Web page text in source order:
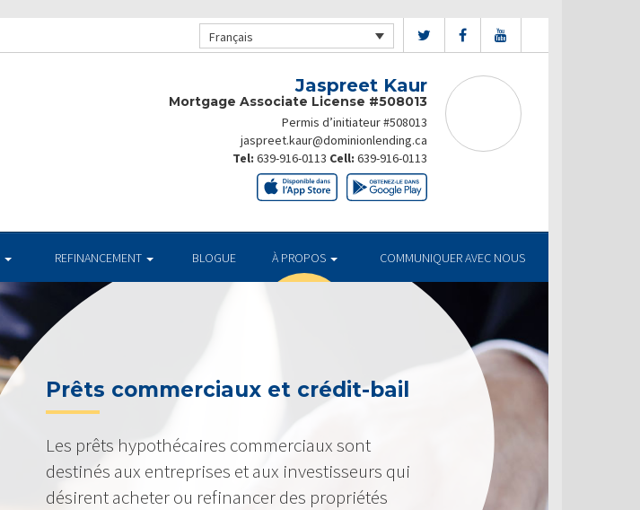
Français
Jaspreet Kaur
Mortgage Associate License #508013
Permis d’initiateur #508013
jaspreet.kaur@dominionlending.ca
Tel: 639-916-0113 Cell: 639-916-0113
REFINANCEMENT BLOGUE À PROPOS COMMUNIQUER AVEC NOUS
Prêts commerciaux et crédit-bail
Les prêts hypothécaires commerciaux sont
destinés aux entreprises et aux investisseurs qui
désirent acheter ou refinancer des propriétés